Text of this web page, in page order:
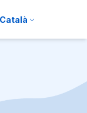
Català